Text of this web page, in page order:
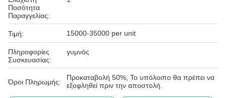
Ποσότητα
Παραγγελίας:
Τιμή: 15000-35000 per unit
Πληροφορίες
Συσκευασίας:
γυμνός
Όροι Πληρωμής:
Προκαταβολή 50%, Το υπόλοιπο θα πρέπει να
εξοφληθεί πριν την αποστολή.